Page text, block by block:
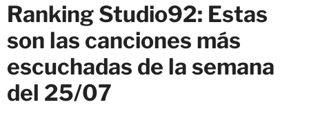
Ranking Studio92: Estas
son las canciones más
escuchadas de la semana
del 25/07